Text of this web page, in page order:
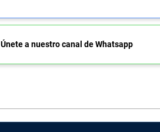
Únete a nuestro canal de Whatsapp